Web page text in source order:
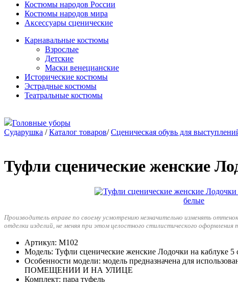
Костюмы народов России
Костюмы народов мира
Аксессуары сценические
Карнавальные костюмы
Взрослые
Детские
Маски венецианские
Исторические костюмы
Эстрадные костюмы
Театральные костюмы
Головные уборы
Сударушка / Каталог товаров/ Сценическая обувь для
Туфли сценические женские
Производитель вправе по своему усмотрению незначительно изменять
отделки изделий, не меняя при этом целостного стилистического оформления
Артикул: М102
Модель: Туфли сценические женские Лодочки на каблуке 5
Особенности модели: модель предназначена для
ПОМЕЩЕНИИ И НА УЛИЦЕ
Комплект: пара туфель